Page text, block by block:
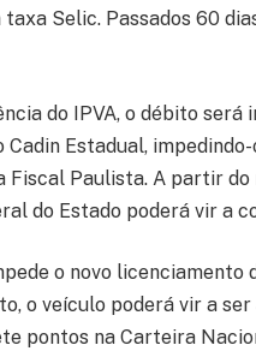
Selic. Passados 60
do IPVA, o débito
Estadual,
Paulista. A partir
do Estado poderá vir a
o novo
o veículo poderá vir a
pontos na Carteira